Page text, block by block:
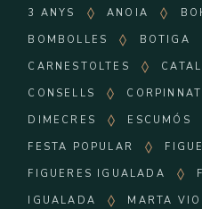
3 ANYS ANOIA
BOMBOLLES
BOTIGA
CARNESTOLTES
CONSELLS
CORPINNAT
DIMECRES
ESCUMÓS
FESTA POPULAR
FIGUERES IGUALADA
IGUALADA
MARTA